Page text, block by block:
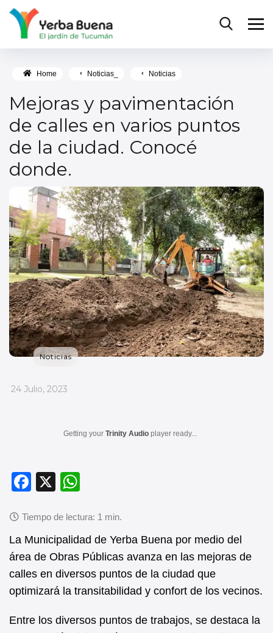
Home Noticias_ Noticias
Mejoras y pavimentación
de calles en varios puntos
de la ciudad. Conocé
donde.
Noticias
_
24 Julio, 2023
Getting your Trinity Audio player ready...
F
c
e
b
o
o
k
X
at
s
A
p
p
La Municipalidad de Yerba Buena por medio del
área de Obras Públicas avanza en las mejoras de
calles en diversos puntos de la ciudad que
optimizará la transitabilidad y confort de los vecinos.
Entre los diversos puntos de trabajos, se destaca la